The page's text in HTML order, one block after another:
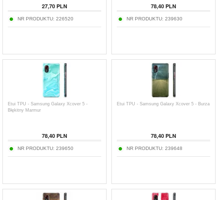
27,70 PLN
NR PRODUKTU: 226520
78,40 PLN
NR PRODUKTU: 239630
Etui TPU - Samsung Galaxy Xcover 5 -
Błękitny Marmur
78,40 PLN
NR PRODUKTU: 239650
Etui TPU - Samsung Galaxy Xcover 5 - Burza
78,40 PLN
NR PRODUKTU: 239648